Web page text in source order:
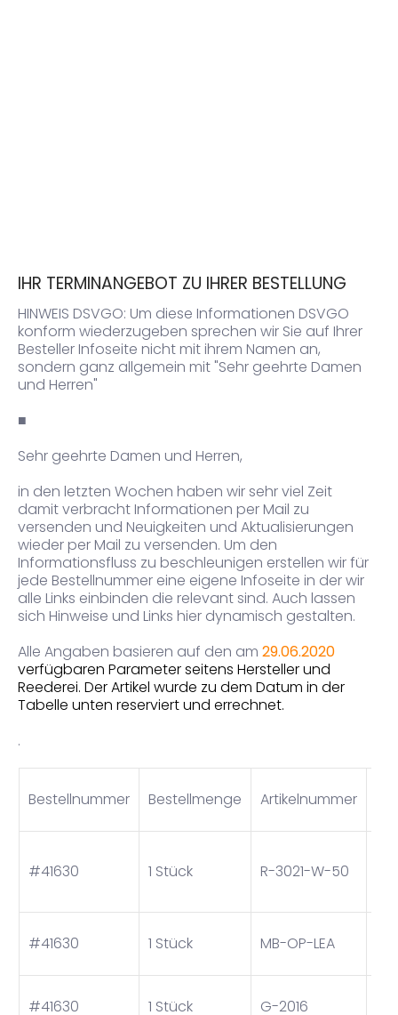
IHR TERMINANGEBOT ZU IHRER BESTELLUNG
HINWEIS DSVGO: Um diese Informationen DSVGO
konform wiederzugeben sprechen wir Sie auf Ihrer
Besteller Infoseite nicht mit ihrem Namen an,
sondern ganz allgemein mit "Sehr geehrte Damen
und Herren"
■
Sehr geehrte Damen und Herren,
in den letzten Wochen haben wir sehr viel Zeit
damit verbracht Informationen per Mail zu
versenden und Neuigkeiten und Aktualisierungen
wieder per Mail zu versenden. Um den
Informationsfluss zu beschleunigen erstellen wir für
jede Bestellnummer eine eigene Infoseite in der wir
alle Links einbinden die relevant sind. Auch lassen
sich Hinweise und Links hier dynamisch gestalten.
Alle Angaben basieren auf den am 29.06.2020
verfügbaren Parameter seitens Hersteller und
Reederei. Der Artikel wurde zu dem Datum in der
Tabelle unten reserviert und errechnet.
.
Bestellnummer Bestellmenge Artikelnummer
#41630 1 Stück R-3021-W-50
#41630 1 Stück MB-OP-LEA
#41630 1 Stück G-2016